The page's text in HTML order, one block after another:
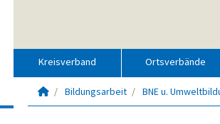
Kreisverband Ortsverbände
Für
Mensch
Bildungsarbeit BNE u.